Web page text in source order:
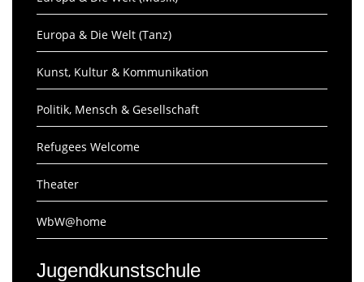
Europa & Die Welt (Tanz)
Kunst, Kultur & Kommunikation
Politik, Mensch & Gesellschaft
Refugees Welcome
Theater
WbW@home
Jugendkunstschule